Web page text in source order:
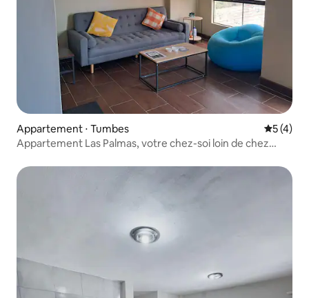
Appartement ⋅ Tumbes
5 (4)
Appartement Las Palmas, votre chez-soi loin de chez